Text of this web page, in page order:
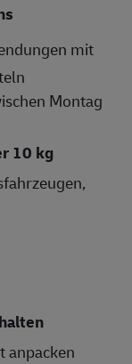
mit
Montag
10 kg
anpacken